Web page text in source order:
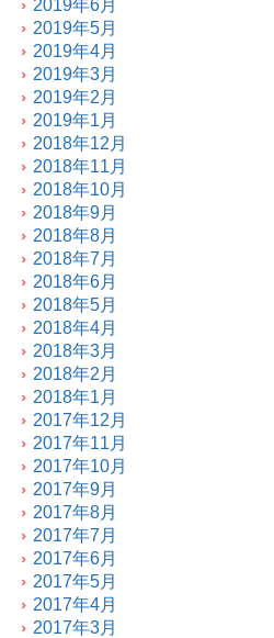
2019年6月
2019年5月
2019年4月
2019年3月
2019年2月
2019年1月
2018年12月
2018年11月
2018年10月
2018年9月
2018年8月
2018年7月
2018年6月
2018年5月
2018年4月
2018年3月
2018年2月
2018年1月
2017年12月
2017年11月
2017年10月
2017年9月
2017年8月
2017年7月
2017年6月
2017年5月
2017年4月
2017年3月